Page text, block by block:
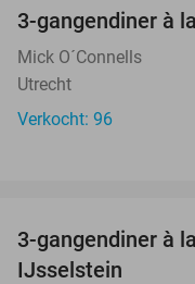
3-gangendiner à
Mick O´Connells
Utrecht
Verkocht: 96
3-gangendiner à
IJsselstein